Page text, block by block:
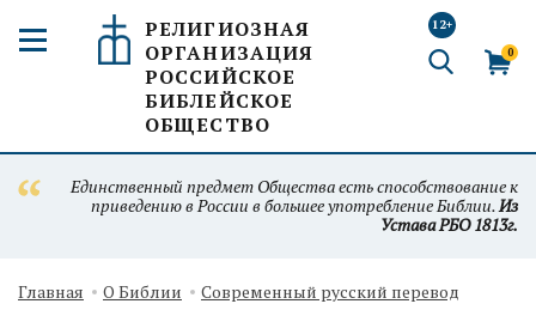
РЕЛИГИОЗНАЯ
ОРГАНИЗАЦИЯ
РОССИЙСКОЕ
БИБЛЕЙСКОЕ
ОБЩЕСТВО
12+
0
Единственный предмет Общества есть способствование к
приведению в России в большее употребление Библии.Из
Устава РБО 1813г.
Главная О Библии
Современный русский перевод